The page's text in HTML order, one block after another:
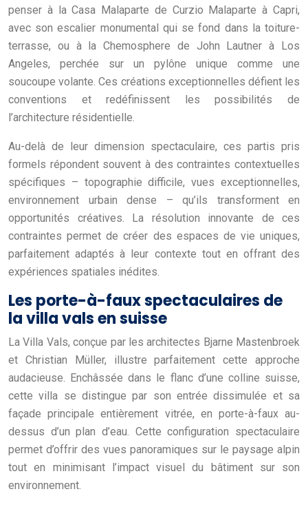
penser à la Casa Malaparte de Curzio Malaparte à Capri,
avec son escalier monumental qui se fond dans la toiture-
terrasse, ou à la Chemosphere de John Lautner à Los
Angeles, perchée sur un pylône unique comme une
soucoupe volante. Ces créations exceptionnelles défient les
conventions et redéfinissent les possibilités de
l’architecture résidentielle.
Au-delà de leur dimension spectaculaire, ces partis pris
formels répondent souvent à des contraintes contextuelles
spécifiques – topographie difficile, vues exceptionnelles,
environnement urbain dense – qu’ils transforment en
opportunités créatives. La résolution innovante de ces
contraintes permet de créer des espaces de vie uniques,
parfaitement adaptés à leur contexte tout en offrant des
expériences spatiales inédites.
Les porte-à-faux spectaculaires de
la villa vals en suisse
La Villa Vals, conçue par les architectes Bjarne Mastenbroek
et Christian Müller, illustre parfaitement cette approche
audacieuse. Enchâssée dans le flanc d’une colline suisse,
cette villa se distingue par son entrée dissimulée et sa
façade principale entièrement vitrée, en porte-à-faux au-
dessus d’un plan d’eau. Cette configuration spectaculaire
permet d’offrir des vues panoramiques sur le paysage alpin
tout en minimisant l’impact visuel du bâtiment sur son
environnement.